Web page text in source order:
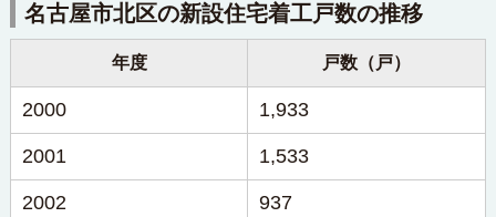
名古屋市北区の新設住宅着工戸数の推移
年度 戸数（戸）
2000 1,933
2001 1,533
2002 937